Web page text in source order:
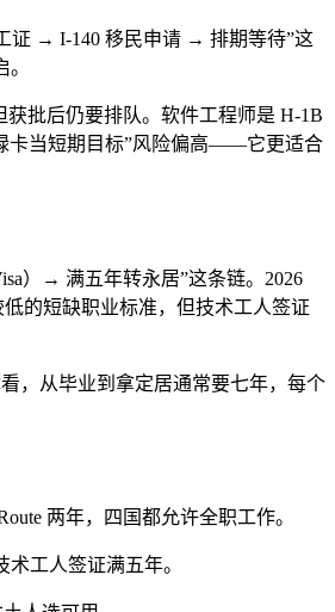
证 → I-140 移民申请 → 排期等待”这
批后仍要排队。软件工程师是 H-1B
卡当短期目标”风险偏高——它更适合
）→ 满五年转永居”这条链。2026
的短缺职业标准，但技术工人签证
，从毕业到拿定居通常要七年，每个
两年，四国都允许全职工作。
工人签证满五年。